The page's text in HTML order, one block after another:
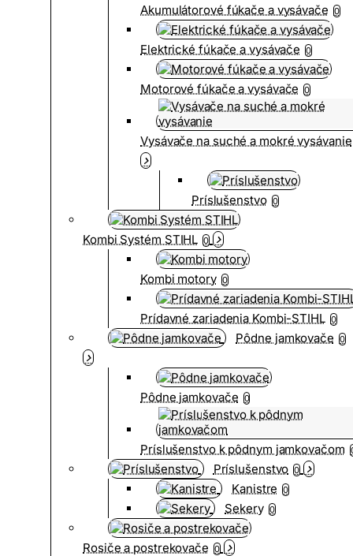
Akumulátorové fúkače a vysávače 0
Elektrické fúkače a vysávače 0
Motorové fúkače a vysávače 0
Vysávače na suché a mokré vysávanie
Príslušenstvo 0
Kombi Systém STIHL 0
Kombi motory 0
Prídavné zariadenia Kombi-STIHL 0
Pôdne jamkovače 0
Pôdne jamkovače 0
Príslušenstvo k pôdnym jamkovačom
Príslušenstvo 0
Kanistre 0
Sekery 0
Rosiče a postrekovače 0